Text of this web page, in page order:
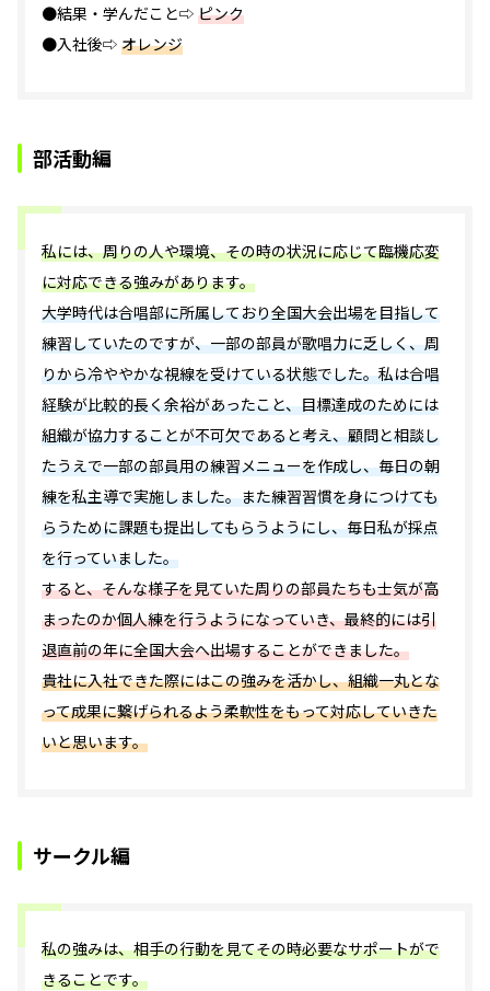
●結果・学んだこと⇨ ピンク
●入社後⇨ オレンジ
部活動編
私には、周りの人や環境、その時の状況に応じて臨機応変
に対応できる強みがあります。
大学時代は合唱部に所属しており全国大会出場を目指して
練習していたのですが、一部の部員が歌唱力に乏しく、周
りから冷ややかな視線を受けている状態でした。私は合唱
経験が比較的長く余裕があったこと、目標達成のためには
組織が協力することが不可欠であると考え、顧問と相談し
たうえで一部の部員用の練習メニューを作成し、毎日の朝
練を私主導で実施しました。また練習習慣を身につけても
らうために課題も提出してもらうようにし、毎日私が採点
を行っていました。
すると、そんな様子を見ていた周りの部員たちも士気が高
まったのか個人練を行うようになっていき、最終的には引
退直前の年に全国大会へ出場することができました。
貴社に入社できた際にはこの強みを活かし、組織一丸とな
って成果に繋げられるよう柔軟性をもって対応していきた
いと思います。
サークル編
私の強みは、相手の行動を見てその時必要なサポートがで
きることです。